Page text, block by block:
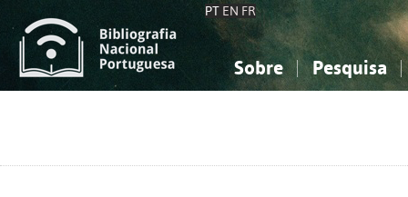
PT EN FR
Sobre Pesquisa